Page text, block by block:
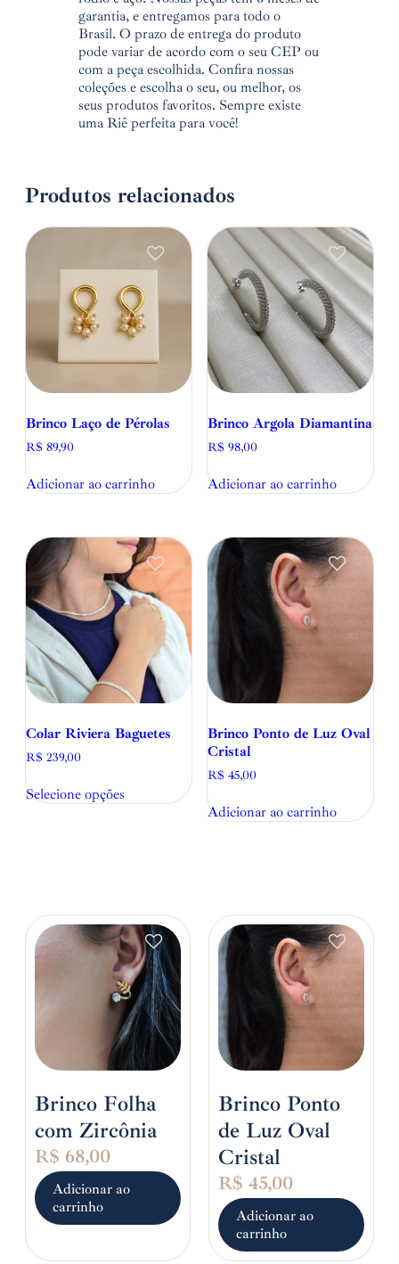
garantia, e entregamos para todo o
Brasil. O prazo de entrega do produto
pode variar de acordo com o seu CEP ou
com a peça escolhida. Confira nossas
coleções e escolha o seu, ou melhor, os
seus produtos favoritos. Sempre existe
uma Riê perfeita para você!
Produtos relacionados
Brinco Laço de Pérolas
R$ 89,90
Adicionar ao carrinho
Brinco Argola Diamantina
R$ 98,00
Adicionar ao carrinho
Colar Riviera Baguetes
R$ 239,00
Selecione opções
Brinco Ponto de Luz Oval
Cristal
R$ 45,00
Adicionar ao carrinho
Brinco Folha
com Zircônia
R$ 68,00
Adicionar ao
carrinho
Brinco Ponto
de Luz Oval
Cristal
R$ 45,00
Adicionar ao
carrinho